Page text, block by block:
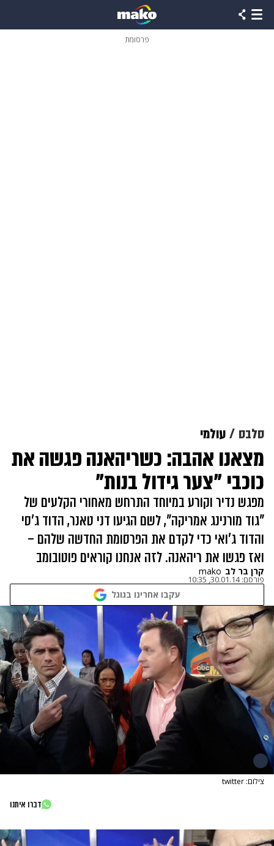
פרסומת
סלבס עולמי
מצאנו אהבה: כשריהאנה פגשה את
כוכבי "צער גידול בנות"
מפגש נדיר וקורע במיוחד התרחש מאחורי הקלעים של
"גוד מורנינג אמריקה", לשם הגיעו דני טאנר, הדוד ג'סי
והדוד ג'ואי כדי לקדם את הפרסומת החדשה שלהם –
ואז פגשו את ריהאנה. לזה אנחנו קוראים פוטובומב
קרן בר לב mako
פורסם:30.01.14, 10:35
עקבו אחרינו בגוגל
צילום: twitter
דברו איתנו